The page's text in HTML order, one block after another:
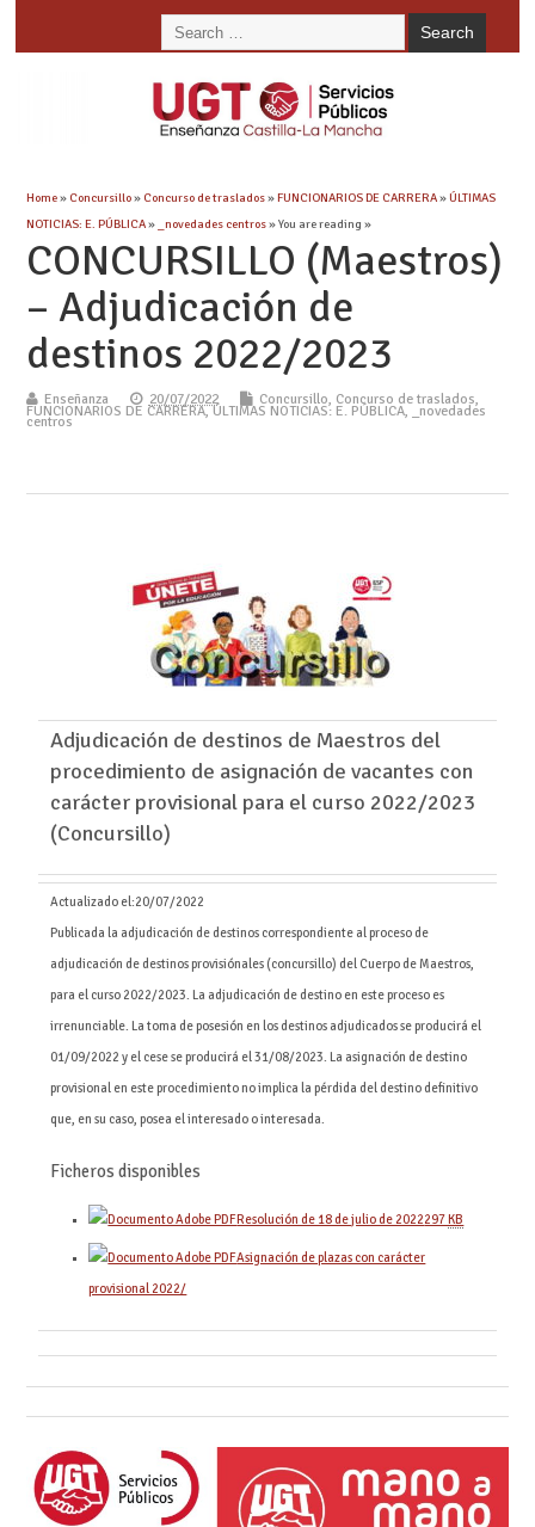
Home» Concursillo» Concurso de traslados»FUNCIONARIOS DE CARRERA»ÚLTIMAS
NOTICIAS: E. PÚBLICA» _novedades centros» You are reading »
CONCURSILLO (Maestros)
– Adjudicación de
destinos 2022/2023
Enseñanza 20/07/2022 Concursillo, Concurso de traslados,
FUNCIONARIOS DE CARRERA,ÚLTIMAS NOTICIAS: E. PÚBLICA, _novedades
centros
Adjudicación de destinos de Maestros del
procedimiento de asignación de vacantes con
carácter provisional para el curso 2022/2023
(Concursillo)
Actualizado el:20/07/2022
Publicada la adjudicación de destinos correspondiente al proceso de
adjudicación de destinos provisiónales (concursillo) del Cuerpo de Maestros,
para el curso 2022/2023. La adjudicación de destino en este proceso es
irrenunciable. La toma de posesión en los destinos adjudicados se producirá el
01/09/2022 y el cese se producirá el 31/08/2023. La asignación de destino
provisional en este procedimiento no implica la pérdida del destino definitivo
que, en su caso, posea el interesado o interesada.
Ficheros disponibles
Resolución de 18 de julio de 2022297KB
Asignación de plazas con carácter
provisional 2022/